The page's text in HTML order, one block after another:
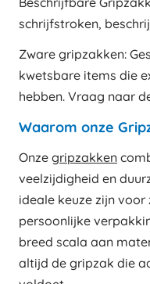
schrijfstroken,
Zware gripzakken:
kwetsbare items die
hebben. Vraag naar
Waarom onze
Onze gripzakken
veelzijdigheid en
ideale keuze zijn
persoonlijke
breed scala aan
altijd de gripzak die